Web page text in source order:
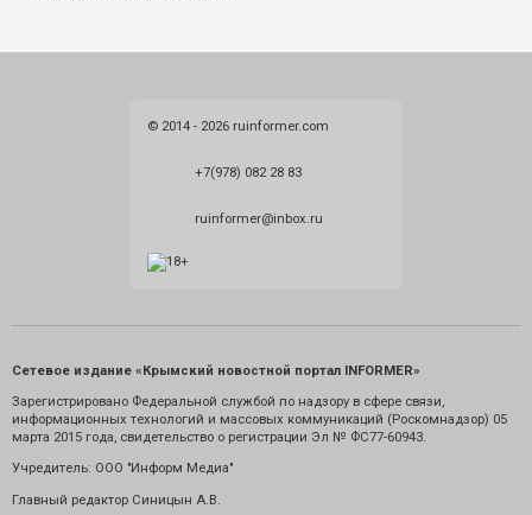
© 2014 - 2026 ruinformer.com
+7(978) 082 28 83
ruinformer@inbox.ru
Сетевое издание «Крымский новостной портал INFORMER»
Зарегистрировано Федеральной службой по надзору в сфере связи,
информационных технологий и массовых коммуникаций (Роскомнадзор) 05
марта 2015 года, свидетельство о регистрации Эл № ФС77-60943.
Учредитель: ООО "Информ Медиа"
Главный редактор Синицын А.В.